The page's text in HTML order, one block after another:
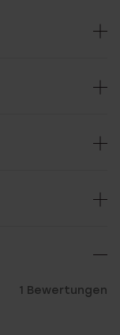
1 Bewertungen